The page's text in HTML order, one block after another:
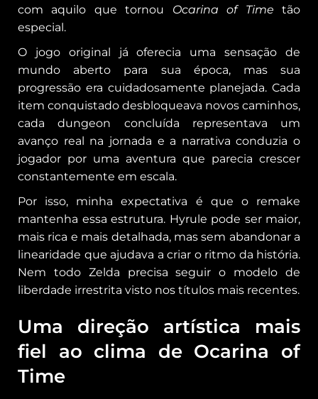
com aquilo que tornou Ocarina of Time tão
especial.
O jogo original já oferecia uma sensação de
mundo aberto para sua época, mas sua
progressão era cuidadosamente planejada. Cada
item conquistado desbloqueava novos caminhos,
cada dungeon concluída representava um
avanço real na jornada e a narrativa conduzia o
jogador por uma aventura que parecia crescer
constantemente em escala.
Por isso, minha expectativa é que o remake
mantenha essa estrutura. Hyrule pode ser maior,
mais rica e mais detalhada, mas sem abandonar a
linearidade que ajudava a criar o ritmo da história.
Nem todo Zelda precisa seguir o modelo de
liberdade irrestrita visto nos títulos mais recentes.
Uma direção artística mais
fiel ao clima de Ocarina of
Time